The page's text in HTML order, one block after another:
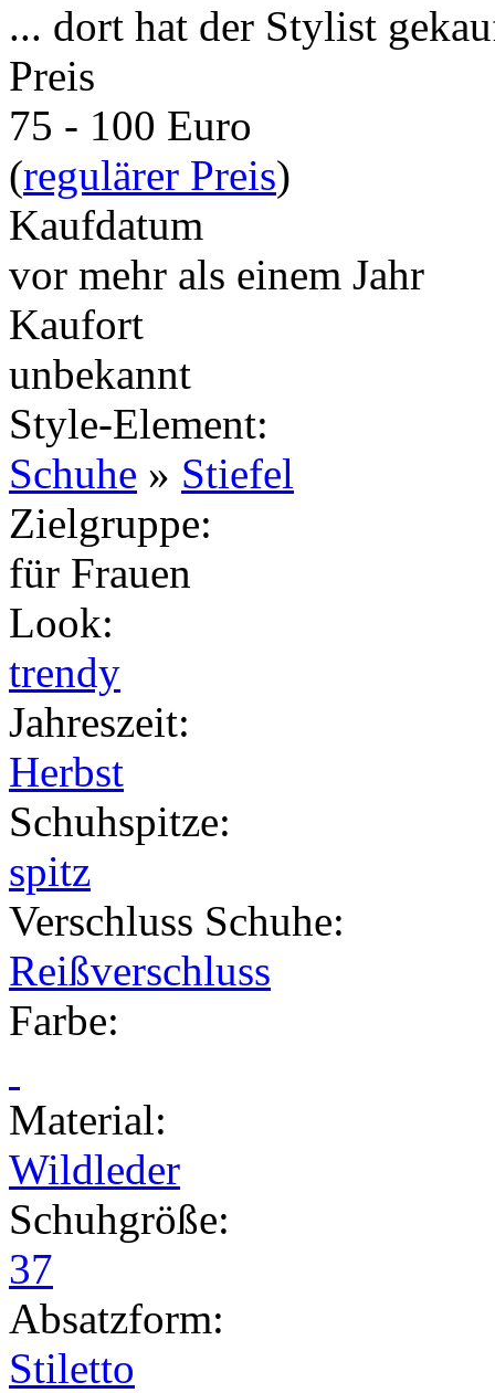
... dort hat der Stylist
Preis
75 - 100 Euro
(regulärer Preis)
Kaufdatum
vor mehr als einem Jahr
Kaufort
unbekannt
Style-Element:
Schuhe » Stiefel
Zielgruppe:
für Frauen
Look:
trendy
Jahreszeit:
Herbst
Schuhspitze:
spitz
Verschluss Schuhe:
Reißverschluss
Farbe:
Material:
Wildleder
Schuhgröße:
37
Absatzform:
Stiletto